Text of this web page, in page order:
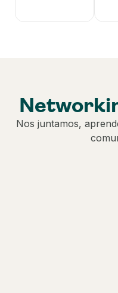
Nos juntamos,